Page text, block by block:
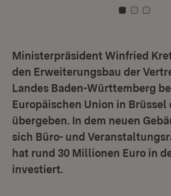
ZuZuZu
Ministerpräsident Winfried
den Erweiterungsbau der
Landes Baden-Württemberg
Europäischen Union in
übergeben. In dem neuen
sich Büro- und
hat rund 30 Millionen Euro in
investiert.